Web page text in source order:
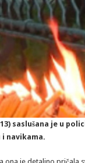
saslušana je u
navikama.
ona je detaljno pričala